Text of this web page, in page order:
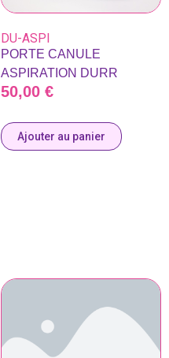
DU-ASPI
PORTE CANULE
ASPIRATION DURR
50,00 €
Ajouter au panier